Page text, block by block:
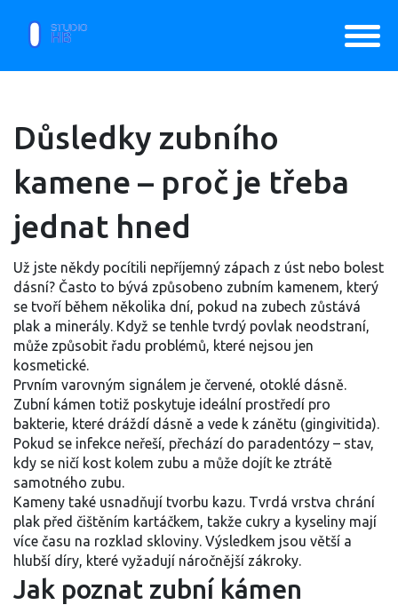
Důsledky zubního
kamene – proč je třeba
jednat hned
Už jste někdy pocítili nepříjemný zápach z úst nebo bolest
dásní? Často to bývá způsobeno zubním kamenem, který
se tvoří během několika dní, pokud na zubech zůstává
plak a minerály. Když se tenhle tvrdý povlak neodstraní,
může způsobit řadu problémů, které nejsou jen
kosmetické.
Prvním varovným signálem je červené, otoklé dásně.
Zubní kámen totiž poskytuje ideální prostředí pro
bakterie, které dráždí dásně a vede k zánětu (gingivitida).
Pokud se infekce neřeší, přechází do paradentózy – stav,
kdy se ničí kost kolem zubu a může dojít ke ztrátě
samotného zubu.
Kameny také usnadňují tvorbu kazu. Tvrdá vrstva chrání
plak před čištěním kartáčkem, takže cukry a kyseliny mají
více času na rozklad skloviny. Výsledkem jsou větší a
hlubší díry, které vyžadují náročnější zákroky.
Jak poznat zubní kámen